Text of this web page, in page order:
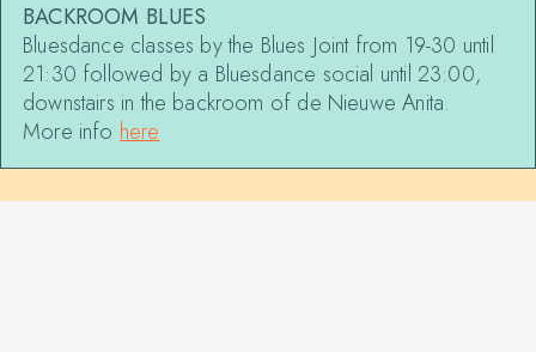
BACKROOM BLUES
Bluesdance classes by the Blues Joint from 19-30 until
21:30 followed by a Bluesdance social until 23:00,
downstairs in the backroom of de Nieuwe Anita.
More info here